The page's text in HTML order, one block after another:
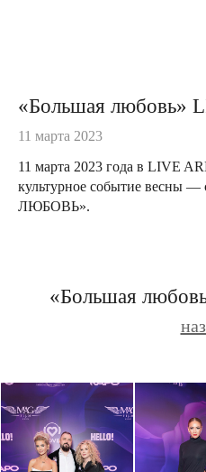
«Большая любовь»
11 марта 2023
11 марта 2023 года в LIVE
культурное событие весны
ЛЮБОВЬ».
«Большая